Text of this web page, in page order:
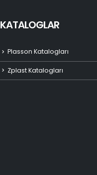
KATALOGLAR
Plasson Katalogları
Zplast Katalogları